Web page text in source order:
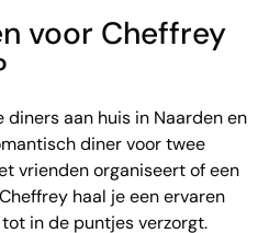
voor Cheffrey
aan huis in Naarden en
diner voor twee
vrienden organiseert of een
haal je een ervaren
in de puntjes verzorgt.